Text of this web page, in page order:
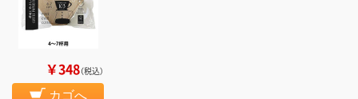
￥348（税込）
カゴへ